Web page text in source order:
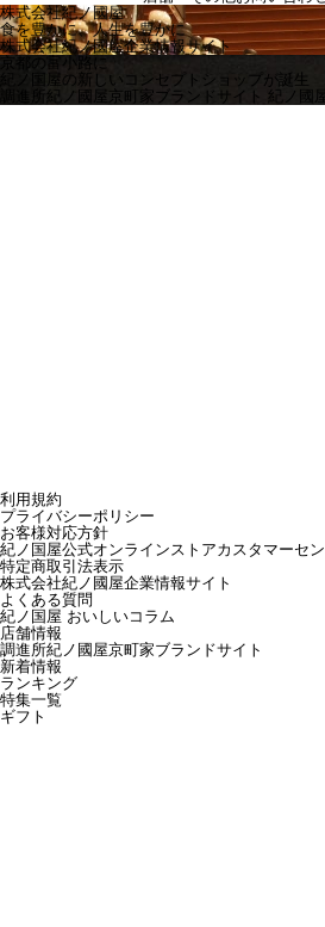
株式会社紀ノ國屋
食を豊かに、人生を豊かに
株式会社紀ノ國屋企業情報サイト
京都の富小路に
紀ノ国屋の新しいコンセプトショップが誕生
調進所紀ノ國屋京町家ブランドサイト 紀ノ國
利用規約
プライバシーポリシー
お客様対応方針
紀ノ国屋公式オンラインストアカスタマーセ
特定商取引法表示
株式会社紀ノ國屋企業情報サイト
よくある質問
紀ノ国屋 おいしいコラム
店舗情報
調進所紀ノ國屋京町家ブランドサイト
新着情報
ランキング
特集一覧
ギフト